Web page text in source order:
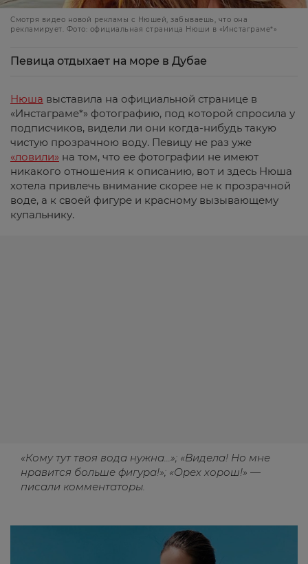
Смотря видео новой рекламы с Нюшей, забываешь, что она
рекламирует. Фото: официальная страница Нюши в «Инстаграме*»
Певица отдыхает на море в Дубае
Нюша выставила на официальной странице в
«Инстаграме*» фотографию, под которой спросила у
подписчиков, видели ли они когда-нибудь такую
чистую прозрачною воду. Певицу не раз уже
«ловили» на том, что ее фотографии не имеют
никакого отношения к описанию, вот и здесь Нюша
хотела привлечь внимание скорее не к прозрачной
воде, а к своей фигуре и красному вызывающему
купальнику.
«Кому тут твоя вода нужна...»; «Видела! Но мне
нравится больше фигура!»; «Орех хорош!» —
писали комментаторы.